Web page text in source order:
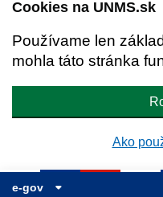
Cookies na UNMS.sk
Používame len
mohla táto stránka
Ako
e-gov